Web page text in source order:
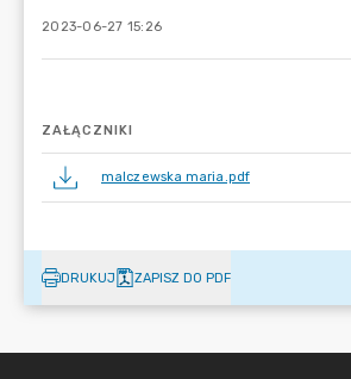
2023-06-27 15:26
ZAŁĄCZNIKI
malczewska maria.pdf
DRUKUJ ZAPISZ DO PDF